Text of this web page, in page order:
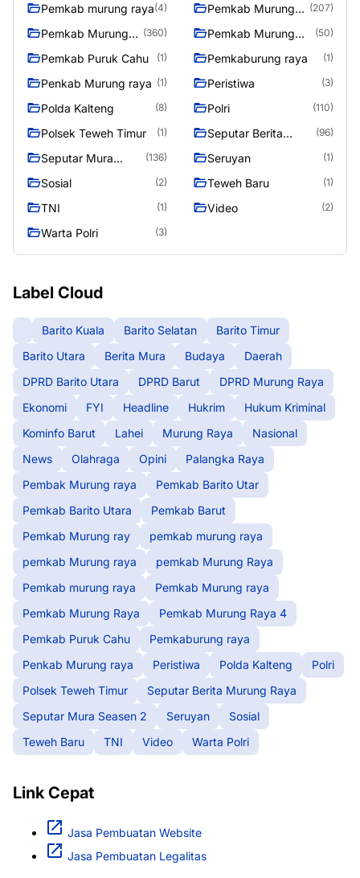
Pemkab murung raya(4)
Pemkab Murung
(207)
Pemkab Murung
(360)
Pemkab Murung
(50)
Pemkab Puruk Cahu (1) Pemkaburung raya (1)
Penkab Murung raya (1) Peristiwa (3)
Polda Kalteng (8) Polri (110)
Polsek Teweh Timur (1)
Seputar Berita
(96)
Seputar Mura
(136) Seruyan (1)
Sosial (2) Teweh Baru (1)
TNI (1) Video (2)
Warta Polri (3)
Label Cloud
Barito Kuala Barito Selatan
Barito Timur
Barito Utara
Berita Mura Budaya
Daerah
DPRD Barito Utara
DPRD Barut
DPRD Murung Raya
Ekonomi
FYI Headline Hukrim
Hukum Kriminal
Kominfo Barut
Lahei Murung Raya
Nasional
News
Olahraga Opini
Palangka Raya
Pembak Murung raya
Pemkab Barito Utar
Pemkab Barito Utara
Pemkab Barut
Pemkab Murung ray
pemkab murung raya
pemkab Murung raya
pemkab Murung Raya
Pemkab murung raya
Pemkab Murung raya
Pemkab Murung Raya
Pemkab Murung Raya 4
Pemkab Puruk Cahu
Pemkaburung raya
Penkab Murung raya
Peristiwa Polda Kalteng
Polri
Polsek Teweh Timur
Seputar Berita Murung Raya
Seputar Mura Seasen 2
Seruyan
Sosial
Teweh Baru
TNI Video Warta Polri
Link Cepat
Jasa Pembuatan Website
Jasa Pembuatan Legalitas